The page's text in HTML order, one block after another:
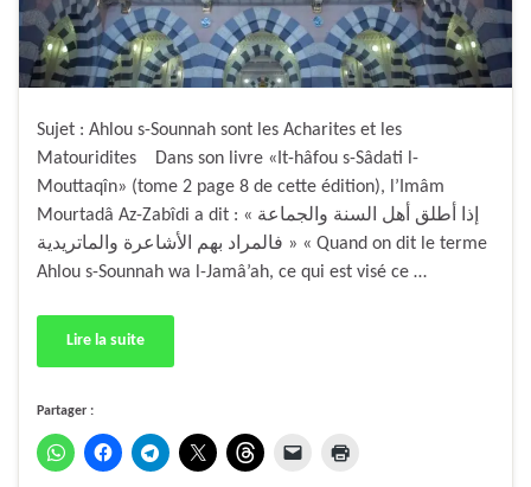
Sujet : Ahlou s-Sounnah sont les Acharites et les
Matouridites Dans son livre «It-hâfou s-Sâdati l-
Mouttaqîn» (tome 2 page 8 de cette édition), l’Imâm
Mourtadâ Az-Zabîdi a dit : « إذا أطلق أهل السنة والجماعة
فالمراد بهم الأشاعرة والماتريدية » « Quand on dit le terme
Ahlou s-Sounnah wa l-Jamâ’ah, ce qui est visé ce …
Lire la suite
Partager :